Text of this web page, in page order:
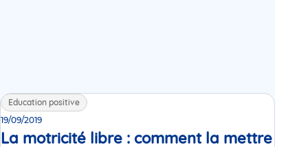
Education positive
19/09/2019
La motricité libre : comment la mettre